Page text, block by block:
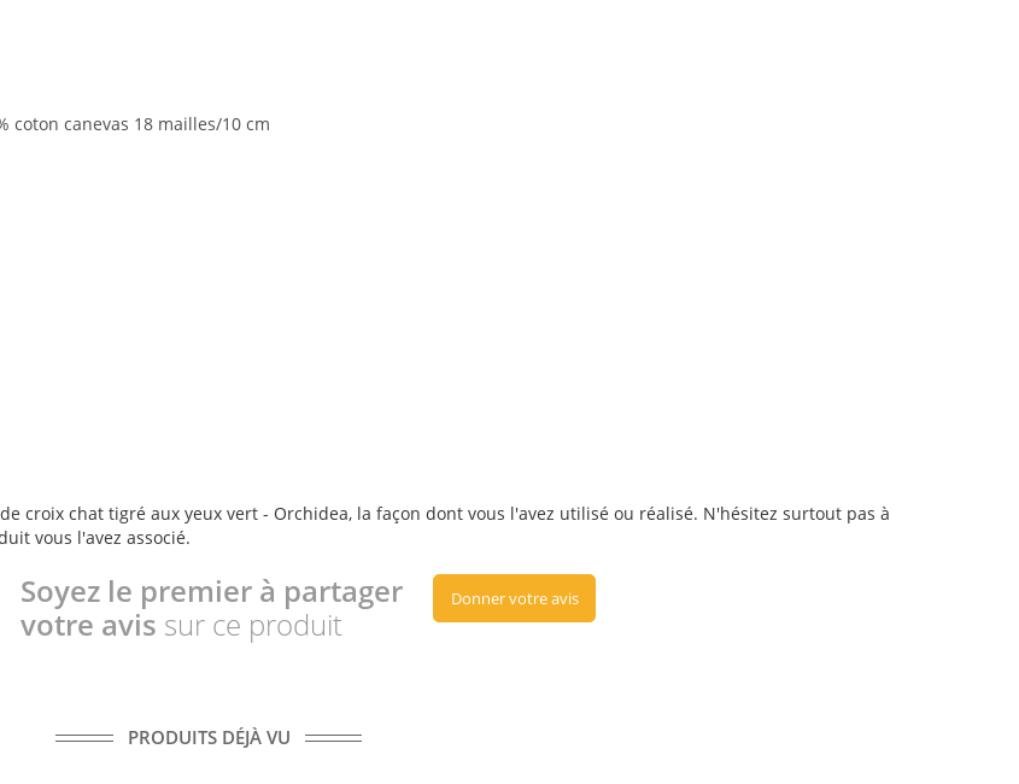
coton canevas 18 mailles/10 cm
croix chat tigré aux yeux vert - Orchidea, la façon dont vous l'avez utilisé ou réalisé. N'hésitez surtout pas à
vous l'avez associé.
Soyez le premier à partager
votre avis sur ce produit
Donner votre avis
PRODUITS DÉJÀ VU